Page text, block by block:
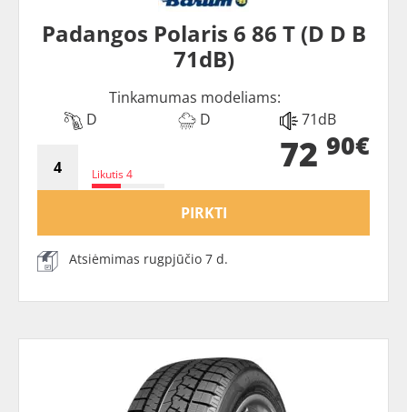
Padangos Polaris 6 86 T (D D B
71dB)
Tinkamumas modeliams:
D
D 71dB
Likutis 4 72 90€
PIRKTI
Atsiėmimas rugpjūčio 7 d.